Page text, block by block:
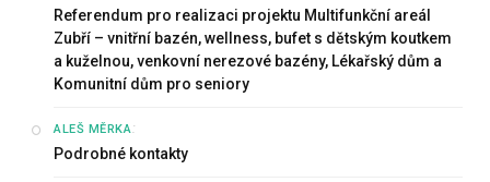
Referendum pro realizaci projektu Multifunkční areál
Zubří – vnitřní bazén, wellness, bufet s dětským koutkem
a kuželnou, venkovní nerezové bazény, Lékařský dům a
Komunitní dům pro seniory
ALEŠ MĚRKA :
Podrobné kontakty